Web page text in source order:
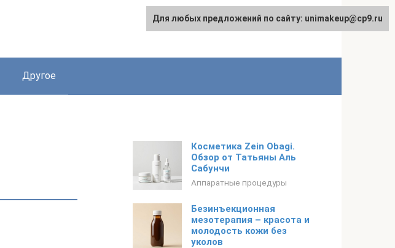
Другое
Косметика Zein Obagi.
Обзор от Татьяны Аль
Сабунчи
Аппаратные процедуры
Безинъекционная
мезотерапия – красота и
молодость кожи без
уколов
Для любых предложений по сайту: unimakeup@cp9.ru